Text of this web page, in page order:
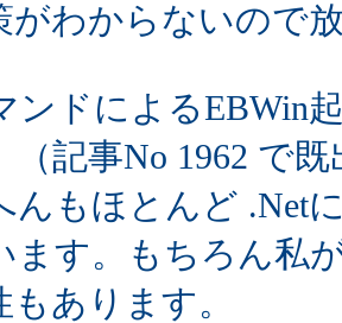
がわからないので
ンドによるEBWin
（記事No 1962 で既
んもほとんど .Net
ます。もちろん私
もあります。